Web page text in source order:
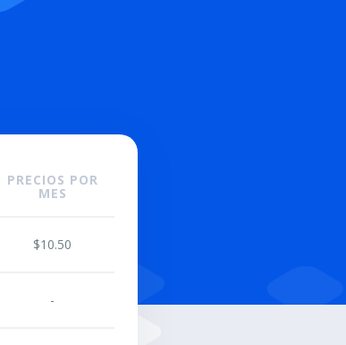
PRECIOS POR
MES
$10.50
-